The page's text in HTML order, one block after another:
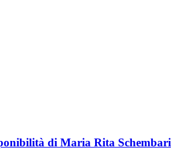
di Maria Rita Schembari